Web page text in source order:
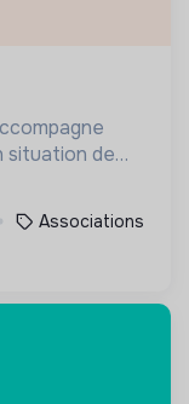
situation de
les
Associations